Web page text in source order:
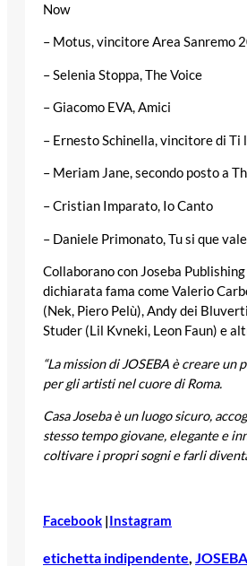
Now
– Motus, vincitore Area Sanremo
– Selenia Stoppa, The Voice
– Giacomo EVA, Amici
– Ernesto Schinella, vincitore di Ti
– Meriam Jane, secondo posto a
– Cristian Imparato, Io Canto
– Daniele Primonato, Tu si que
Collaborano con Joseba
dichiarata fama come Valerio
(Nek, Piero Pelù), Andy dei
Studer (Lil Kvneki, Leon Faun) e
“La mission di JOSEBA è creare
per gli artisti nel cuore di Roma.
Casa Joseba è un luogo sicuro,
stesso tempo giovane, elegante e
coltivare i propri sogni e farli
Facebook |Instagram
etichetta indipendente, JOSEBA